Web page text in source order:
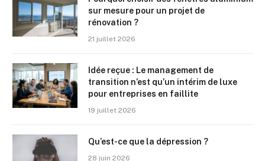
sur mesure pour un projet de
rénovation ?
21 juillet 2026
Idée reçue : Le management de
transition n’est qu’un intérim de luxe
pour entreprises en faillite
19 juillet 2026
Qu’est-ce que la dépression ?
28 juin 2026